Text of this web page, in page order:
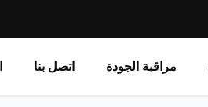
مراقبة الجودة اتصل بنا